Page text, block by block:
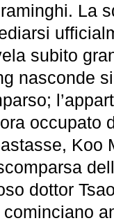
La
subito
nasconde
occupato
Koo
dottor